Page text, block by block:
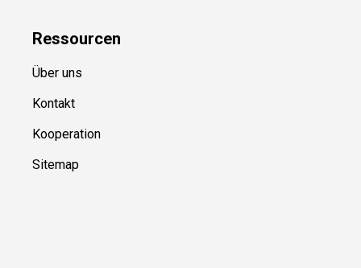
Ressourcen
Über uns
Kontakt
Kooperation
Sitemap